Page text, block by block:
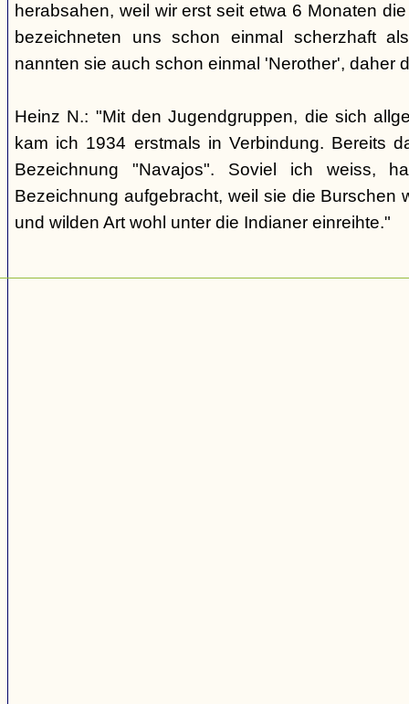
herabsahen, weil wir erst seit etwa 6 Monaten
bezeichneten uns schon einmal scherzhaft
nannten sie auch schon einmal 'Nerother', daher
Heinz N.: "Mit den Jugendgruppen, die sich
kam ich 1934 erstmals in Verbindung. Bereits
Bezeichnung "Navajos". Soviel ich weiss,
Bezeichnung aufgebracht, weil sie die Burschen
und wilden Art wohl unter die Indianer einreihte."